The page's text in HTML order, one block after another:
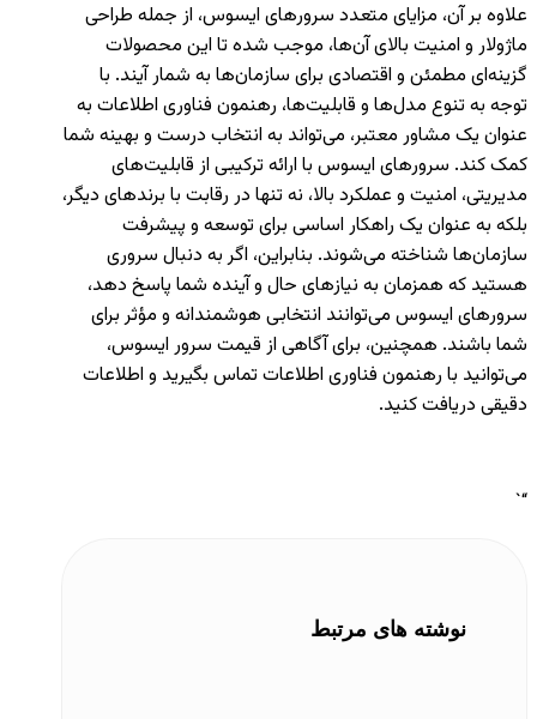
علاوه بر آن، مزایای متعدد سرورهای ایسوس، از جمله طراحی
ماژولار و امنیت بالای آن‌ها، موجب شده تا این محصولات
گزینه‌ای مطمئن و اقتصادی برای سازمان‌ها به شمار آیند. با
توجه به تنوع مدل‌ها و قابلیت‌ها، رهنمون فناوری اطلاعات به
عنوان یک مشاور معتبر، می‌تواند به انتخاب درست و بهینه شما
کمک کند. سرورهای ایسوس با ارائه ترکیبی از قابلیت‌های
مدیریتی، امنیت و عملکرد بالا، نه تنها در رقابت با برندهای دیگر،
بلکه به عنوان یک راهکار اساسی برای توسعه و پیشرفت
سازمان‌ها شناخته می‌شوند. بنابراین، اگر به دنبال سروری
هستید که همزمان به نیازهای حال و آینده شما پاسخ دهد،
سرورهای ایسوس می‌توانند انتخابی هوشمندانه و مؤثر برای
شما باشند. همچنین، برای آگاهی از قیمت سرور ایسوس،
می‌توانید با رهنمون فناوری اطلاعات تماس بگیرید و اطلاعات
دقیقی دریافت کنید.
“`
نوشته های مرتبط